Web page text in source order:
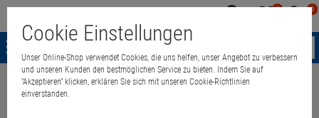
0 0
Menü
Weiter einkaufen
Cookie Einstellungen
Unser Online-Shop verwendet Cookies, die uns helfen, unser Angebot zu verbessern
und unseren Kunden den bestmöglichen Service zu bieten. Indem Sie auf
"Akzeptieren" klicken, erklären Sie sich mit unseren Cookie-Richtlinien
einverstanden.